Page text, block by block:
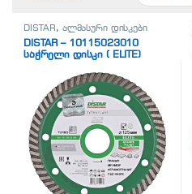
DISTAR, ალმასური დისკები
DISTAR – 10115023010
საჭრელი დისკი ( ELITE)